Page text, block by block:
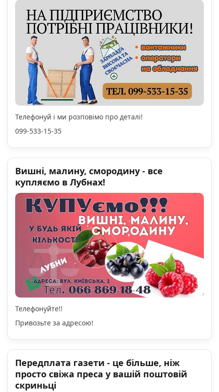
Телефонуй і ми розповімо про деталі!
099-533-15-35
Вишні, малину, смородину - все
купляємо в Лубнах!
Телефонуйте!!
Привозьте за адресою!
Передплата газети - це більше, ніж
просто свіжа преса у вашій поштовій
скриньці